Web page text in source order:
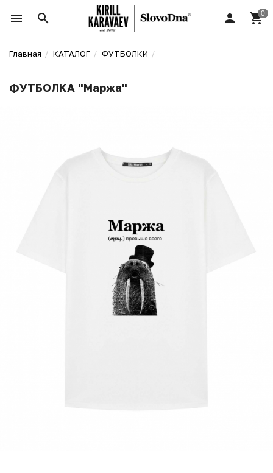
Главная КАТАЛОГ ФУТБОЛКИ
ФУТБОЛКА "Маржа"